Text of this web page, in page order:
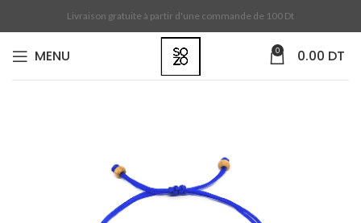
Livraison gratuite à partir d'une commande de 100 Dt
MENU 0 0.00 DT